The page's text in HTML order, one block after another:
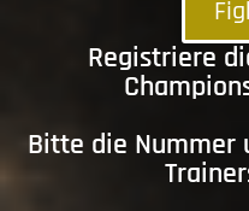
Registriere
Bitte die Nummer